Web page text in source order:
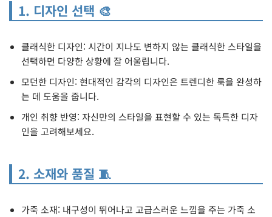
1. 디자인 선택 🎨
클래식한 디자인: 시간이 지나도 변하지 않는 클래식한 스타일을
선택하면 다양한 상황에 잘 어울립니다.
모던한 디자인: 현대적인 감각의 디자인은 트렌디한 룩을 완성하
는 데 도움을 줍니다.
개인 취향 반영: 자신만의 스타일을 표현할 수 있는 독특한 디자
인을 고려해보세요.
2. 소재와 품질 🧵
가죽 소재: 내구성이 뛰어나고 고급스러운 느낌을 주는 가죽 소